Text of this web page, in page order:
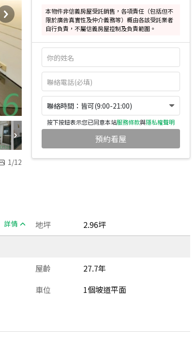
1/12
本物件非信義房屋受託銷售，各項責任（包括但不
限於廣告真實性及仲介義務等）概由各該受託業者
自行負責，不屬信義房屋控制及負責範圍。
聯絡時間：皆可(9:00-21:00)
按下按鈕表示您已同意本站服務條款與隱私權聲明
預約看屋
詳情 地坪
2.96坪
屋齡
27.7年
車位
1個坡道平面